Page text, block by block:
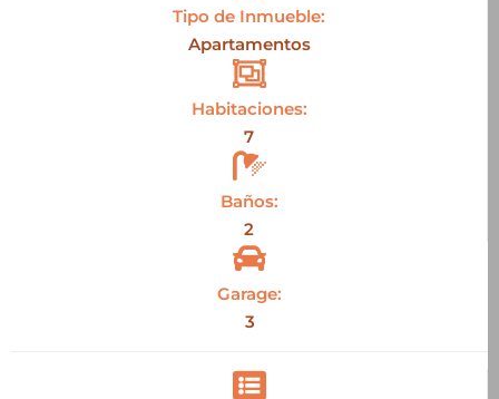
Tipo de Inmueble:
Apartamentos
Habitaciones:
7
Baños:
2
Garage:
3